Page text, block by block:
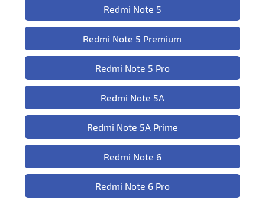
Redmi Note 5
Redmi Note 5 Premium
Redmi Note 5 Pro
Redmi Note 5A
Redmi Note 5A Prime
Redmi Note 6
Redmi Note 6 Pro